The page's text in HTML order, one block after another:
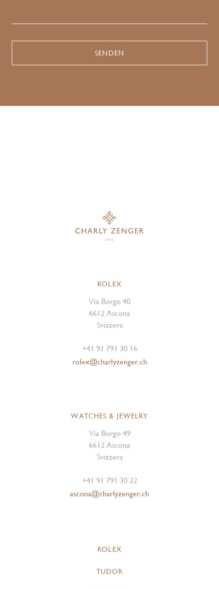
ROLEX
Via Borgo 40
6612 Ascona
Svizzera
+41 91 791 30 16
rolex@charlyzenger.ch
WATCHES & JEWELRY
Via Borgo 49
6612 Ascona
Svizzera
+41 91 791 30 22
ascona@charlyzenger.ch
ROLEX
TUDOR